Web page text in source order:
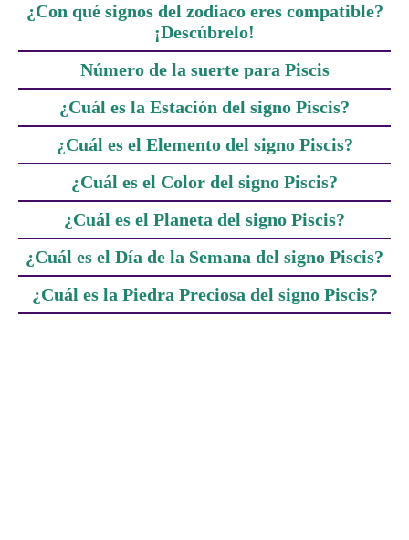
¿Con qué signos del zodiaco eres compatible?
¡Descúbrelo!
Número de la suerte para Piscis
¿Cuál es la Estación del signo Piscis?
¿Cuál es el Elemento del signo Piscis?
¿Cuál es el Color del signo Piscis?
¿Cuál es el Planeta del signo Piscis?
¿Cuál es el Día de la Semana del signo Piscis?
¿Cuál es la Piedra Preciosa del signo Piscis?